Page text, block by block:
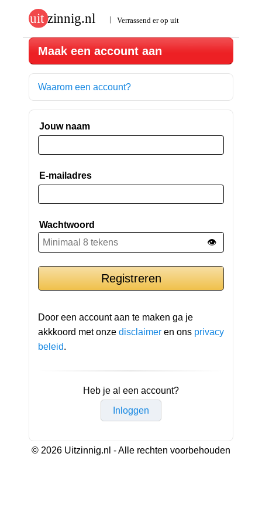
Maak een account aan
Waarom een account?
Jouw naam
E-mailadres
Wachtwoord
👁️
Door een account aan te maken ga je
akkkoord met onze disclaimer en ons privacy
beleid.
Heb je al een account?
Inloggen
© 2026 Uitzinnig.nl - Alle rechten voorbehouden